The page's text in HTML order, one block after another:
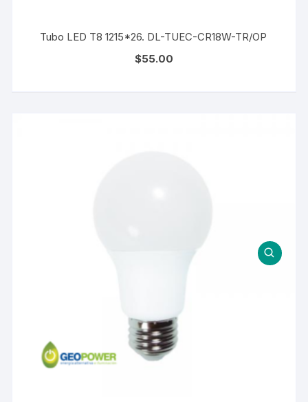
Tubo LED T8 1215*26. DL-TUEC-CR18W-TR/OP
$55.00